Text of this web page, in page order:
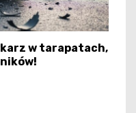
w tarapatach,